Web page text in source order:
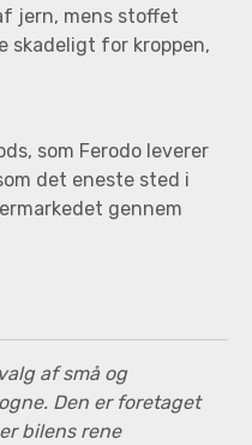
jern, mens stoffet
skadeligt for kroppen,
som Ferodo leverer
det eneste sted i
gennem
af små og
Den er foretaget
bilens rene